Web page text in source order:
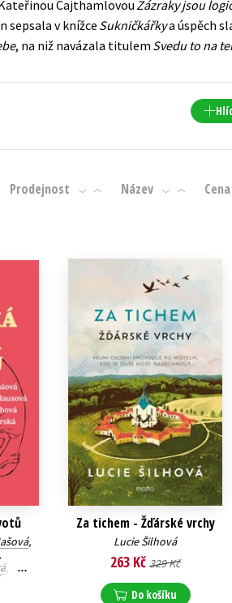
pro dospělé
pro děti
Young adult (SK)
CajthamlovouZázraky jsou
sepsala v knížce Sukničkářkya úspěch
, na niž navázala titulem Svedu to na
Prodejnost Název Cena
,
,
,
Za tichem - Žďárské vrchy
Lucie Šilhová
263 Kč329 Kč
Do košíku